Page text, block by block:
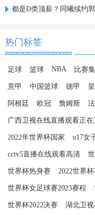
都是D类顶薪？同曦续约郭
热门标签
足球 篮球 NBA 比赛
意甲 中国篮球 德甲
阿根廷 欧冠 詹姆斯
广西卫视在线直播观看正在
2022年世界杯国家 u17女
cctv5直播在线观看高清
世界杯热身赛 2022世界
世界杯女足球赛2023赛程
世界杯2022决赛 湖北卫